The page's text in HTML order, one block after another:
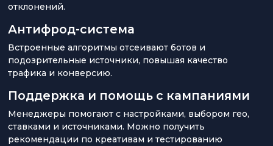
отклонений.
Антифрод-система
Встроенные алгоритмы отсеивают ботов и
подозрительные источники, повышая качество
трафика и конверсию.
Поддержка и помощь с кампаниями
Менеджеры помогают с настройками, выбором гео,
ставками и источниками. Можно получить
рекомендации по креативам и тестированию